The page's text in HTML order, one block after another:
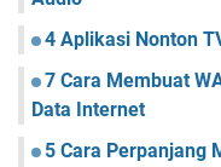
4 Aplikasi Nonton
7 Cara Membuat
Data Internet
5 Cara Perpanjang